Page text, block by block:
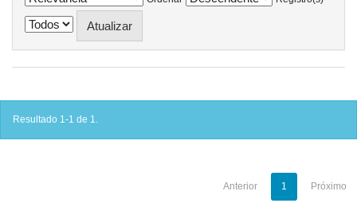
Resultado 1-1 de 1.
Anterior 1 Próximo